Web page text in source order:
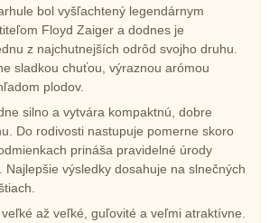
bol vyšľachtený legendárnym
Floyd Zaiger a dodnes je
z najchutnejších odrôd svojho druhu.
sladkou chuťou, výraznou arómou
plodov.
silno a vytvára kompaktnú, dobre
Do rodivosti nastupuje pomerne skoro
prináša pravidelné úrody
Najlepšie výsledky dosahuje na slnečných
až veľké, guľovité a veľmi atraktívne.